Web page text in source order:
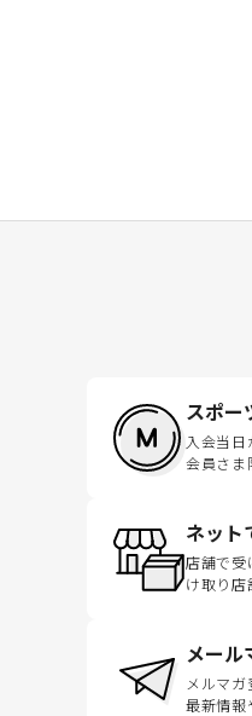
スポー
入会当日
会員さま
ネット
店舗で受
け取り店
メール
メルマ
最新情報